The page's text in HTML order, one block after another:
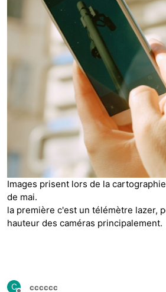
Images prisent lors de la
de mai.
la première c'est un télémètre lazer,
hauteur des caméras principalement.
C cccccc